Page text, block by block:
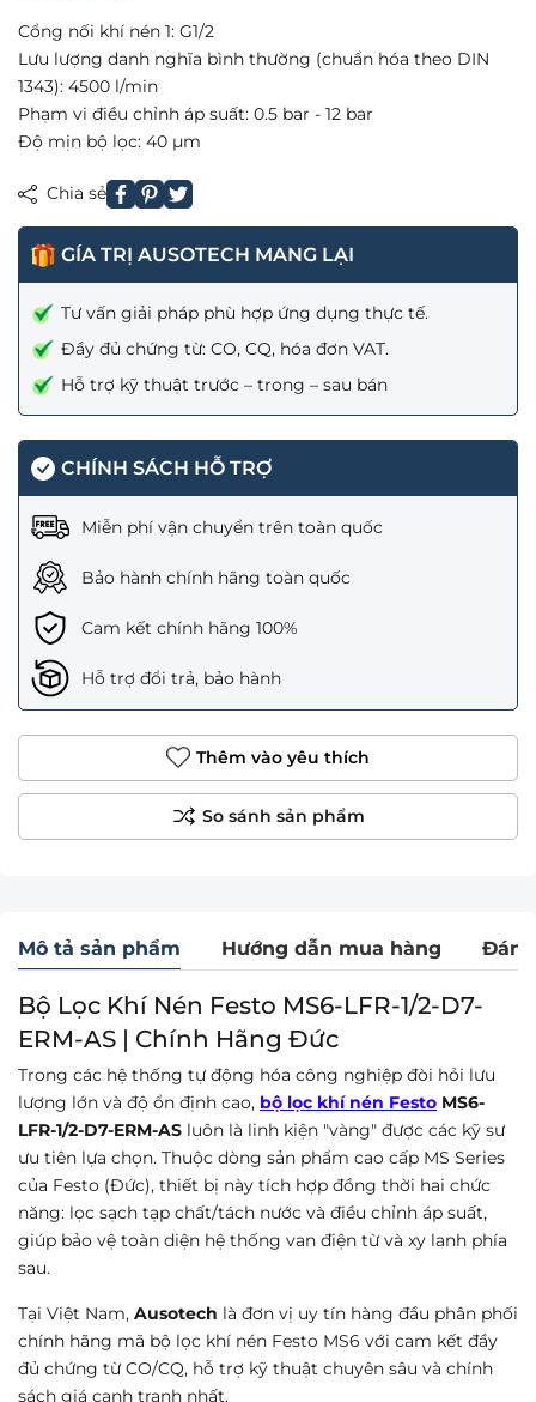
Cổng nối khí nén 1: G1/2
Lưu lượng danh nghĩa bình thường (chuẩn hóa theo DIN
1343): 4500 l/min
Phạm vi điều chỉnh áp suất: 0.5 bar - 12 bar
Độ mịn bộ lọc: 40 µm
Chia sẻ
GÍA TRỊ AUSOTECH MANG LẠI
Tư vấn giải pháp phù hợp ứng dụng thực tế.
Đầy đủ chứng từ: CO, CQ, hóa đơn VAT.
Hỗ trợ kỹ thuật trước – trong – sau bán
CHÍNH SÁCH HỖ TRỢ
Miễn phí vận chuyển trên toàn quốc
Bảo hành chính hãng toàn quốc
Cam kết chính hãng 100%
Hỗ trợ đổi trả, bảo hành
Thêm vào yêu thích
Mô tả sản phẩm Hướng dẫn mua hàng
Bộ Lọc Khí Nén Festo MS6-LFR-1/2-D7-
ERM-AS | Chính Hãng Đức
Trong các hệ thống tự động hóa công nghiệp đòi hỏi lưu
lượng lớn và độ ổn định cao, bộ lọc khí nén Festo MS6-
LFR-1/2-D7-ERM-AS luôn là linh kiện "vàng" được các kỹ sư
ưu tiên lựa chọn. Thuộc dòng sản phẩm cao cấp MS Series
của Festo (Đức), thiết bị này tích hợp đồng thời hai chức
năng: lọc sạch tạp chất/tách nước và điều chỉnh áp suất,
giúp bảo vệ toàn diện hệ thống van điện từ và xy lanh phía
sau.
Tại Việt Nam, Ausotech là đơn vị uy tín hàng đầu phân phối
chính hãng mã bộ lọc khí nén Festo MS6 với cam kết đầy
đủ chứng từ CO/CQ, hỗ trợ kỹ thuật chuyên sâu và chính
sách giá cạnh tranh nhất.